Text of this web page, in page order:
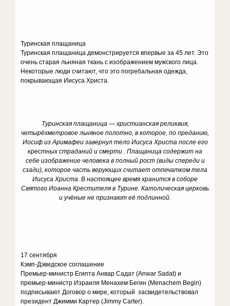
Туринская плащаница
Туринская плащаница демонстрируется впервые за 45 лет. Это
очень старая льняная ткань с изображением мужского лица.
Некоторые люди считают, что это погребальная одежда,
покрывающая Иисуса Христа.
Туринская плащаница — христианская реликвия,
четырёхметровое льняное полотно, в которое, по преданию,
Иосиф из Аримафеи завернул тело Иисуса Христа после его
крестных страданий и смерти . Плащаница содержит на
себе изображение человека в полный рост (виды спереди и
сзади), которое часть верующих считает отпечатком тела
Иисуса Христа. В настоящее время хранится в соборе
Святого Иоанна Крестителя в Турине. Католическая церковь
и учёные не признают её подлинной.
17 сентября
Кэмп-Дэвидское соглашение
Премьер-министр Египта Анвар Садат (Anwar Sadat) и
премьер-министр Израиля Менахем Бегин (Menachem Begin)
подписывают Договор о мире, который засвидетельствовал
президент Джимми Картер (Jimmy Carter).